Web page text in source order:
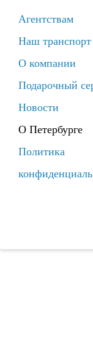
Агентствам
Наш транспорт
О компании
Подарочный
Новости
О Петербурге
Политика